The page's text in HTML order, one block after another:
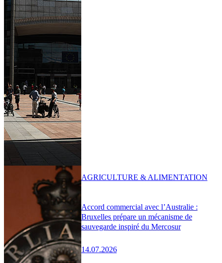
Accord commercial avec l’Australie :
Bruxelles prépare un mécanisme de
sauvegarde inspiré du Mercosur
14.07.2026
AGRICULTURE & ALIMENTATION